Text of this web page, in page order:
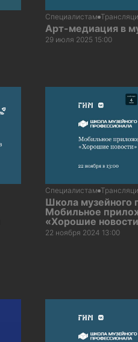
Специалистам
Арт-медиация в
29 июля 2025 15:00
Специалистам
Школа музейного
Мобильное
«Хорошие
22 ноября 2024 13:00